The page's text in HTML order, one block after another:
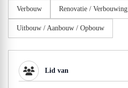
Verbouw Renovatie / Verbouwing
Uitbouw / Aanbouw / Opbouw
Lid van